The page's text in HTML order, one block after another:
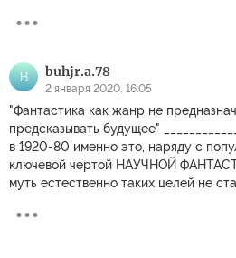
B buhjr.a.78
2 января 2020, 16:05
"Фантастика как жанр не
предсказывать будущее"
в 1920-80 именно это, наряду с
ключевой чертой НАУЧНОЙ
муть естественно таких целей не